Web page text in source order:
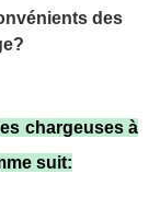
des
chargeuses à
suit: